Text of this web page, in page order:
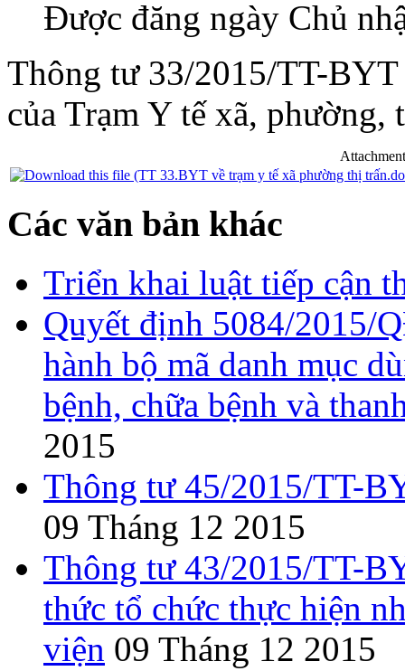
Được đăng ngày Chủ
Thông tư 33/2015/TT-
của Trạm Y tế xã, phường,
Các văn bản khác
Triển khai luật tiếp cận
Quyết định 5084/2015/
hành bộ mã danh mục
bệnh, chữa bệnh và
2015
Thông tư 45/2015/TT-
09 Tháng 12 2015
Thông tư 43/2015/TT-
thức tổ chức thực hiện
viện 09 Tháng 12 2015